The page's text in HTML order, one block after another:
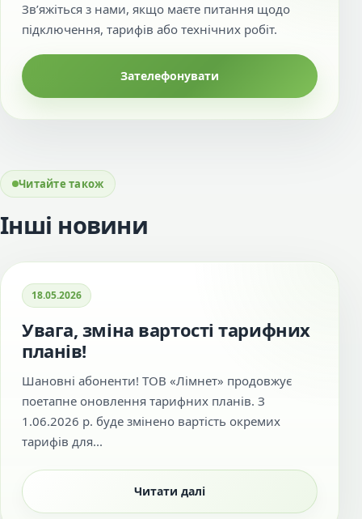
Зв’яжіться з нами, якщо маєте питання щодо
підключення, тарифів або технічних робіт.
Зателефонувати
Читайте також
Інші новини
18.05.2026
Увага, зміна вартості тарифних
планів!
Шановні абоненти! ТОВ «Лімнет» продовжує
поетапне оновлення тарифних планів. З
1.06.2026 р. буде змінено вартість окремих
тарифів для...
Читати далі